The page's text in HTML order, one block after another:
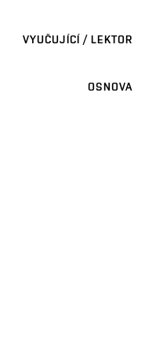
VYUČUJÍCÍ / LEKTOR
OSNOVA